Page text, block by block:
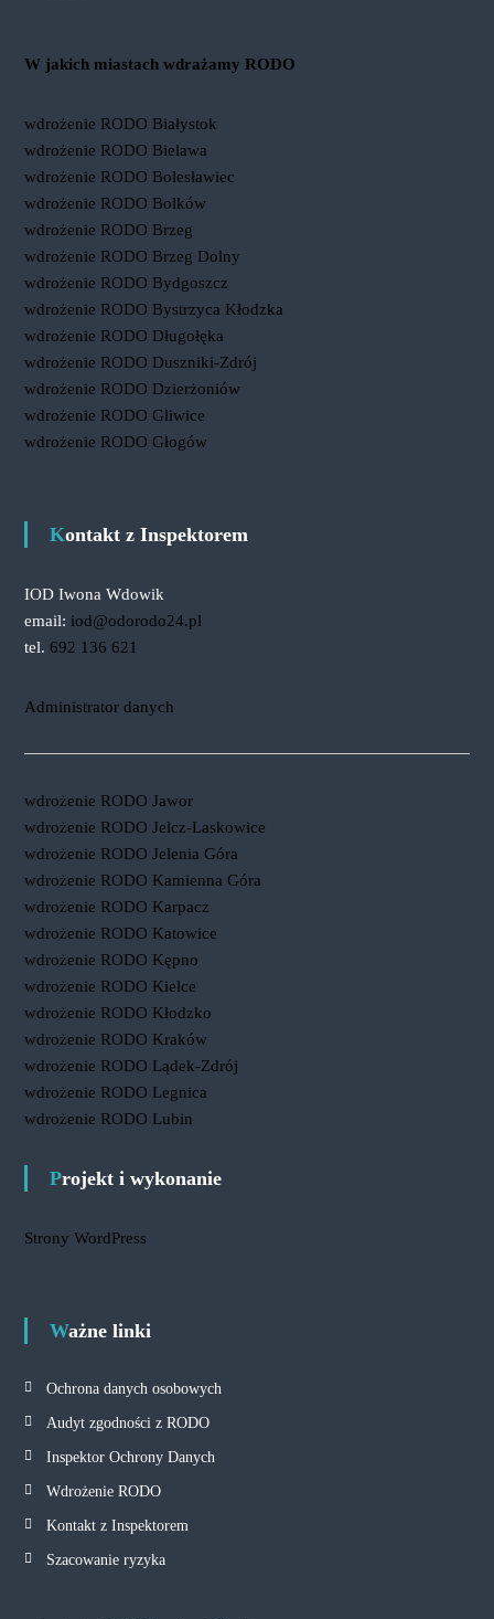
W jakich miastach wdrażamy RODO
wdrożenie RODO Białystok
wdrożenie RODO Bielawa
wdrożenie RODO Bolesławiec
wdrożenie RODO Bolków
wdrożenie RODO Brzeg
wdrożenie RODO Brzeg Dolny
wdrożenie RODO Bydgoszcz
wdrożenie RODO Bystrzyca Kłodzka
wdrożenie RODO Długołęka
wdrożenie RODO Duszniki-Zdrój
wdrożenie RODO Dzierżoniów
wdrożenie RODO Gliwice
wdrożenie RODO Głogów
Kontakt z Inspektorem
IOD Iwona Wdowik
email: iod@odorodo24.pl
tel. 692 136 621
Administrator danych
wdrożenie RODO Jawor
wdrożenie RODO Jelcz-Laskowice
wdrożenie RODO Jelenia Góra
wdrożenie RODO Kamienna Góra
wdrożenie RODO Karpacz
wdrożenie RODO Katowice
wdrożenie RODO Kępno
wdrożenie RODO Kielce
wdrożenie RODO Kłodzko
wdrożenie RODO Kraków
wdrożenie RODO Lądek-Zdrój
wdrożenie RODO Legnica
wdrożenie RODO Lubin
Projekt i wykonanie
Strony WordPress
Ważne linki
Ochrona danych osobowych
Audyt zgodności z RODO
Inspektor Ochrony Danych
Wdrożenie RODO
Kontakt z Inspektorem
Szacowanie ryzyka